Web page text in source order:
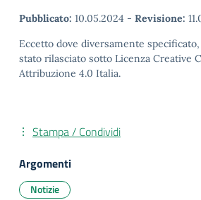
Pubblicato: 10.05.2024 - Revisione:
Eccetto dove diversamente
stato rilasciato sotto Licenza Creative
Attribuzione 4.0 Italia.
Stampa / Condividi
Argomenti
Notizie